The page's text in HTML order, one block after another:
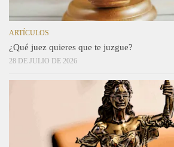
ARTÍCULOS
¿Qué juez quieres que te juzgue?
28 DE JULIO DE 2026